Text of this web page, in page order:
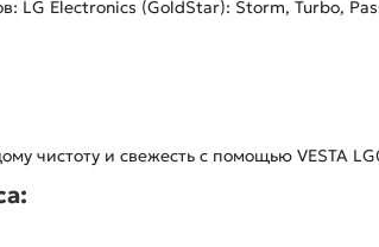
LG Electronics (GoldStar): Storm, Turbo,
чистоту и свежесть с помощью VESTA